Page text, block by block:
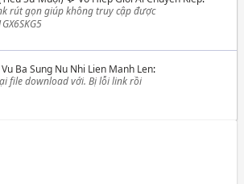
rút gọn giúp không truy cập được
Ba Sung Nu Nhi Lien Manh Len:
file download với. Bị lỗi link rồi